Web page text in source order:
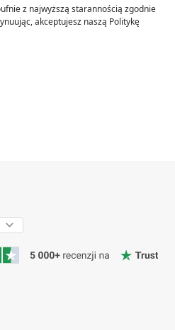
z najwyższą starannością zgodnie
akceptujesz naszą Politykę